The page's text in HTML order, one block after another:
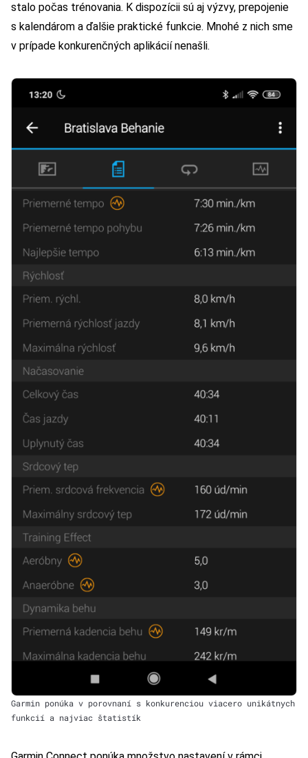
stalo počas trénovania. K dispozícii sú aj výzvy, prepojenie
s kalendárom a ďalšie praktické funkcie. Mnohé z nich sme
v prípade konkurenčných aplikácií nenašli.
Garmin ponúka v porovnaní s konkurenciou viacero unikátnych
funkcií a najviac štatistík